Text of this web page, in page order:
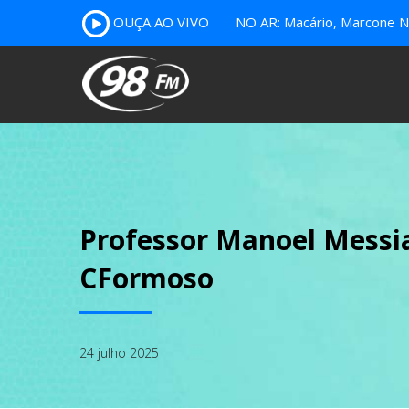
OUÇA AO VIVO NO AR: Macário, Marcone
Professor Manoel
CFormoso
24 julho 2025